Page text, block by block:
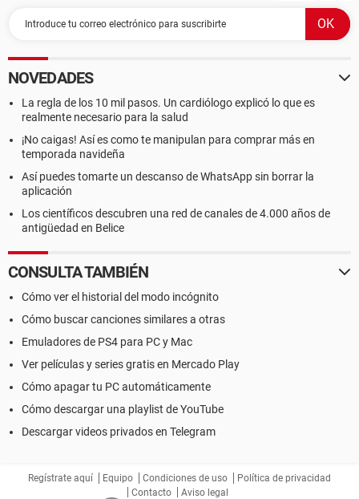
NOVEDADES
La regla de los 10 mil pasos. Un cardiólogo explicó lo que es
realmente necesario para la salud
¡No caigas! Así es como te manipulan para comprar más en
temporada navideña
Así puedes tomarte un descanso de WhatsApp sin borrar la
aplicación
Los científicos descubren una red de canales de 4.000 años de
antigüedad en Belice
CONSULTA TAMBIÉN
Cómo ver el historial del modo incógnito
Cómo buscar canciones similares a otras
Emuladores de PS4 para PC y Mac
Ver películas y series gratis en Mercado Play
Cómo apagar tu PC automáticamente
Cómo descargar una playlist de YouTube
Descargar videos privados en Telegram
Regístrate aquí Equipo Condiciones de uso
Política de privacidad
Contacto
Aviso legal